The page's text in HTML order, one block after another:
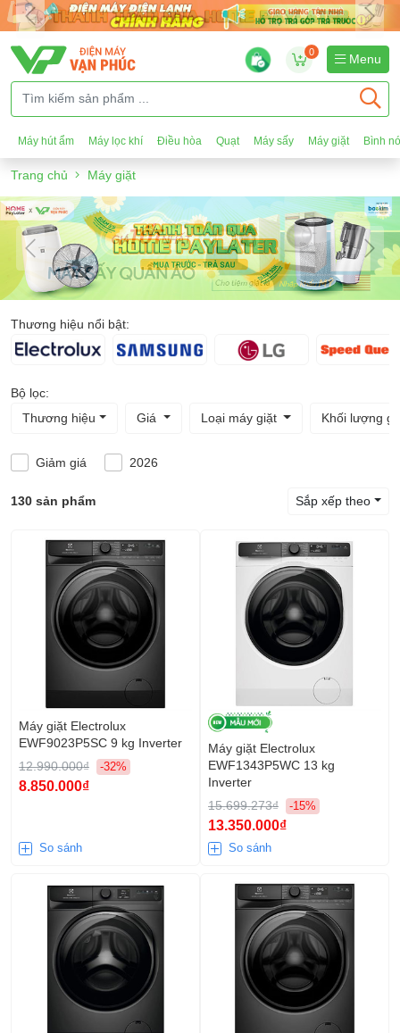
0
Menu
Máy hút ẩm Máy lọc khí Điều hòa Quạt Máy sấy Máy giặt Bình
Trang chủ Máy giặt
Thương hiệu nổi bật:
Bộ lọc:
Thương hiệu
Giá Loại máy giặt Khối lượng
Giảm giá 2026
130 sản phẩm Sắp xếp theo
Máy giặt Electrolux
EWF9023P5SC 9 kg Inverter
12.990.000₫
-32%
8.850.000₫
So sánh
Máy giặt Electrolux
EWF1343P5WC 13 kg
Inverter
15.699.273₫
-15%
13.350.000₫
So sánh